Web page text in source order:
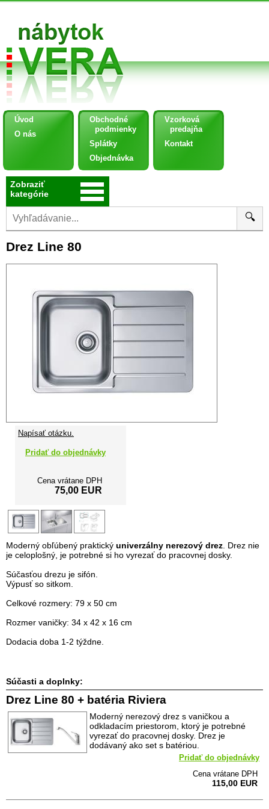
Úvod
O nás
Obchodné
podmienky
Splátky
Objednávka
Vzorková
predajňa
Kontakt
Zobraziť
kategórie
🔍
Drez Line 80
Napísať otázku.
Pridať do objednávky
Cena vrátane DPH
75,00 EUR
Moderný obľúbený praktický univerzálny nerezový drez . Drez nie
je celoplošný, je potrebné si ho vyrezať do pracovnej dosky.
Súčasťou drezu je sifón.
Výpusť so sitkom.
Celkové rozmery: 79 x 50 cm
Rozmer vaničky: 34 x 42 x 16 cm
Dodacia doba 1-2 týždne.
Súčasti a doplnky:
Drez Line 80 + batéria Riviera
Moderný nerezový drez s vaničkou a
odkladacím priestorom, ktorý je potrebné
vyrezať do pracovnej dosky. Drez je
dodávaný ako set s batériou.
Pridať do objednávky
Cena vrátane DPH
115,00 EUR